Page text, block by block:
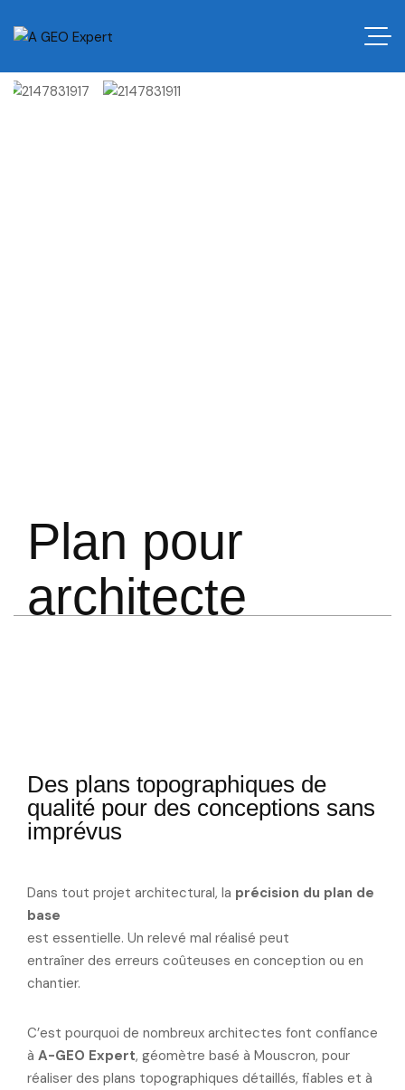
Plan pour
architecte
Des plans topographiques de
qualité pour des conceptions sans
imprévus
Dans tout projet architectural, la précision du plan de
base
est essentielle. Un relevé mal réalisé peut
entraîner des erreurs coûteuses en conception ou en
chantier.
C’est pourquoi de nombreux architectes font confiance
à A-GEO Expert, géomètre basé à Mouscron, pour
réaliser des plans topographiques détaillés, fiables et à